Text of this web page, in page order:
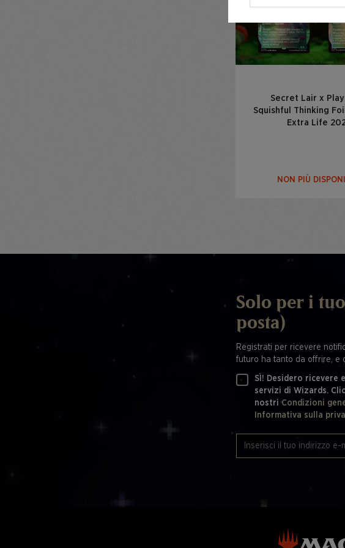
Secret Lair x
Squishful Thinking
Extra Life
NON PIÙ
Solo per i
posta)
Registrati per ricevere
futuro ha tanto da offrire, e
SÌ! Desidero ricevere
servizi di Wizards.
nostriCondizioni
Informativa sulla